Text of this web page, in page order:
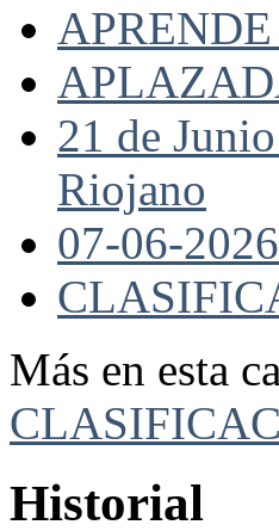
21 de
Riojano
07-06-
Más en esta
Historial